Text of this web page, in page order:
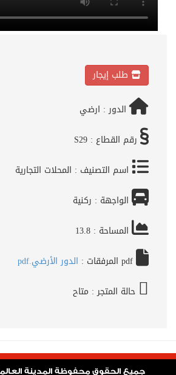
طلب إيجار
الدور : ارضي
رقم القطاع : S29
اسم التصنيف : المحلات التجارية
الواجهة : ركنية
المساحة : 13.8
pdf المرفقات :
الدور الأرضي.pdf
حالة المتجر : متاح
جميع الحقوق محفوظة المدينة العالمية